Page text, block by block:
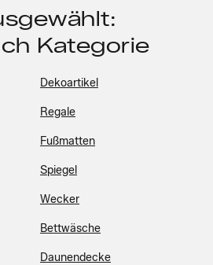
Kategorie
Dekoartikel
Regale
Fußmatten
Spiegel
Wecker
Bettwäsche
Daunendecke